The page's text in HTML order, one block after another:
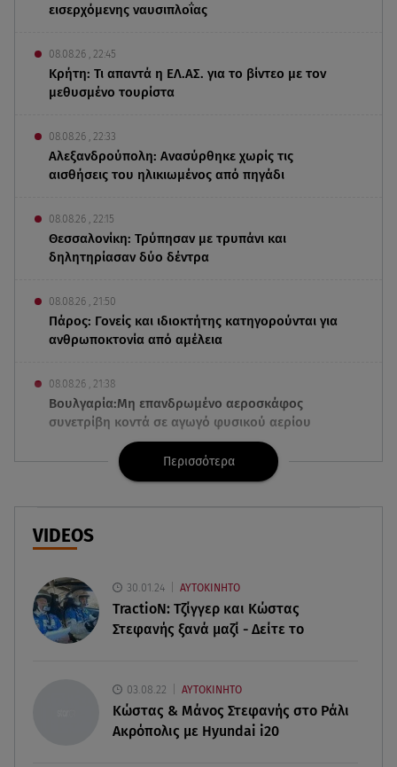
εισερχόμενης ναυσιπλοΐας
08.08.26 , 22:45
Κρήτη: Τι απαντά η ΕΛ.ΑΣ. για το βίντεο με τον
μεθυσμένο τουρίστα
08.08.26 , 22:33
Αλεξανδρούπολη: Ανασύρθηκε χωρίς τις
αισθήσεις του ηλικιωμένος από πηγάδι
08.08.26 , 22:15
Θεσσαλονίκη: Τρύπησαν με τρυπάνι και
δηλητηρίασαν δύο δέντρα
08.08.26 , 21:50
Πάρος: Γονείς και ιδιοκτήτης κατηγορούνται για
ανθρωποκτονία από αμέλεια
08.08.26 , 21:38
Βουλγαρία:Μη επανδρωμένο αεροσκάφος
συνετρίβη κοντά σε αγωγό φυσικού αερίου
08.08.26 , 21:32
Φωτιά στην Αττικοβοιωτία: Ενέργεια ίση με έξι
ατομικές βόμβες
08.08.26 , 21:20
από τη νέα συμμαχία
08.08.26 , 19:19
BYD: Στην 91η θέση της λίστας Fortune Global
Περισσότερα
VIDEOS
30.01.24 ΑΥΤΟΚΙΝΗΤΟ
TractioN: Τζίγγερ και Κώστας
Στεφανής ξανά μαζί - Δείτε το
03.08.22 ΑΥΤΟΚΙΝΗΤΟ
Κώστας & Μάνος Στεφανής στο Ράλι
Ακρόπολις με Hyundai i20